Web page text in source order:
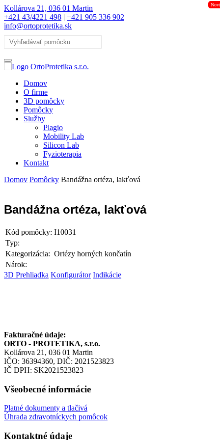
Kollárova 21, 036 01 Martin
+421 43/4221 498 | +421 905 336 902
info@ortoprotetika.sk
Domov
O firme
3D pomôcky
Pomôcky
Služby
Plagio
Mobility Lab
Silicon Lab
Fyzioterapia
Kontakt
Domov Pomôcky Bandážna ortéza, lakťová
Bandážna ortéza, lakťová
Kód pomôcky: I10031
Typ:
Kategorizácia: Ortézy horných končatín
Nárok:
3D Prehliadka Konfigurátor Indikácie
Fakturačné údaje:
ORTO - PROTETIKA, s.r.o.
Kollárova 21, 036 01 Martin
IČO: 36394360, DIČ: 2021523823
IČ DPH: SK2021523823
Všeobecné informácie
Platné dokumenty a tlačivá
Úhrada zdravotníckych pomôcok
Kontaktné údaje